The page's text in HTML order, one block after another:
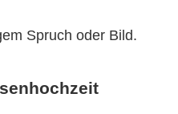
Spruch oder Bild.